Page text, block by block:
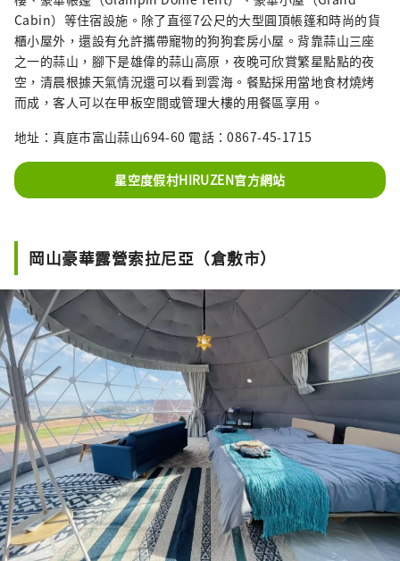
Cabin）等住宿設施。除了直徑7公尺的大型圓頂帳篷和時尚的貨
櫃小屋外，還設有允許攜帶寵物的狗狗套房小屋。背靠蒜山三座
之一的蒜山，腳下是雄偉的蒜山高原，夜晚可欣賞繁星點點的夜
空，清晨根據天氣情況還可以看到雲海。餐點採用當地食材燒烤
而成，客人可以在甲板空間或管理大樓的用餐區享用。
地址：真庭市富山蒜山694-60 電話：0867-45-1715
星空度假村HIRUZEN官方網站
岡山豪華露營索拉尼亞（倉敷市）